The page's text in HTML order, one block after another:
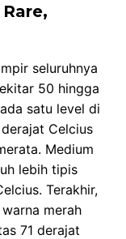
seluruhnya
50 hingga
satu level di
Celcius
Medium
lebih tipis
Terakhir,
merah
71 derajat